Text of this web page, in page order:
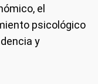
el
psicológico
y